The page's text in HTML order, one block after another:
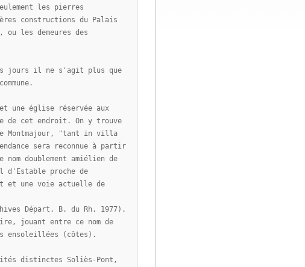
les pierres
constructions du Palais
les demeures des
jours il ne s'agit plus que
une église réservée aux
de cet endroit. On y trouve
Montmajour, "tant in villa
sera reconnue à partir
doublement amiélien de
d'Estable proche de
et une voie actuelle de
Départ. B. du Rh. 1977).
jouant entre ce nom de
ensoleillées (côtes).
distinctes Soliès-Pont,